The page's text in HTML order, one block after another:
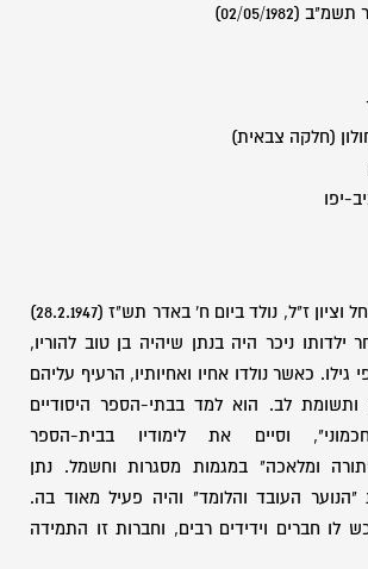
(02/05/1982)
(חלקה צבאית)
יפו
בנם בכורם של רחל וציון ז"ל, נולד ביום ח' באדר תש"ז (28.2.1947)
ניכר היה בנתן שיהיה בן טוב להוריו,
גילו. כאשר נולדו אחיו ואחיותיו, הרעיף עליהם
לב. הוא למד בבתי-הספר היסודיים
וסיים את לימודיו בבית-הספר
ומלאכה" במגמות מסגרות וחשמל. נתן
"הנוער העובד והלומד" והיה פעיל מאוד בה.
לו חברים וידידים רבים, וחברות זו התמידה